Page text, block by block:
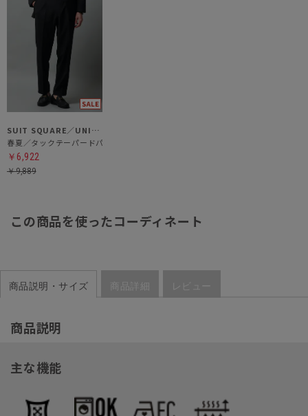
SUIT SQUARE／UNIVERSAL LANGUAGE
春夏／タックテーパードパンツ
￥6,922
￥9,889
この商品を使ったコーディネート
商品説明・サイズ 商品詳細 レビュー
商品説明
主な機能